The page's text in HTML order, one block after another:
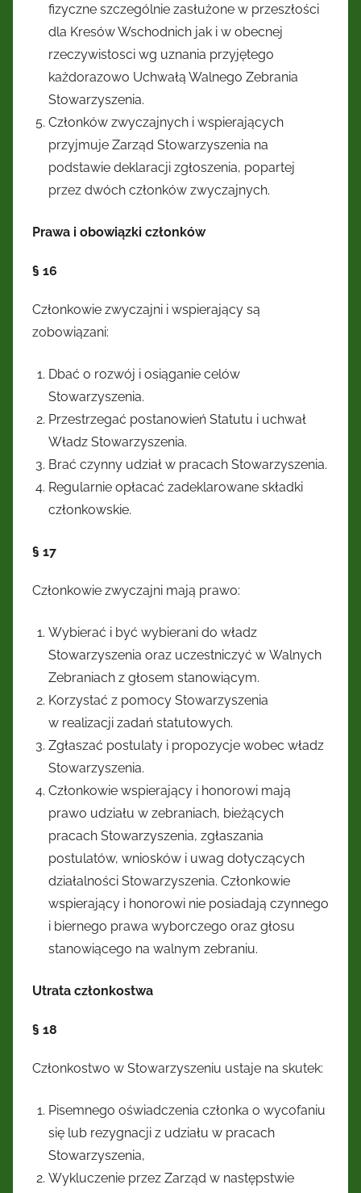
fizyczne szczególnie zasłużone w przeszłości
dla Kresów Wschodnich jak i w obecnej
rzeczywistosci wg uznania przyjętego
każdorazowo Uchwałą Walnego Zebrania
Stowarzyszenia.
Członków zwyczajnych i wspierających
przyjmuje Zarząd Stowarzyszenia na
podstawie deklaracji zgłoszenia, popartej
przez dwóch członków zwyczajnych.
Prawa i obowiązki członków
§ 16
Członkowie zwyczajni i wspierający są
zobowiązani:
Dbać o rozwój i osiąganie celów
Stowarzyszenia.
Przestrzegać postanowień Statutu i uchwał
Władz Stowarzyszenia.
Brać czynny udział w pracach Stowarzyszenia.
Regularnie opłacać zadeklarowane składki
członkowskie.
§ 17
Członkowie zwyczajni mają prawo:
Wybierać i być wybierani do władz
Stowarzyszenia oraz uczestniczyć w Walnych
Zebraniach z głosem stanowiącym.
Korzystać z pomocy Stowarzyszenia
w realizacji zadań statutowych.
Zgłaszać postulaty i propozycje wobec władz
Stowarzyszenia.
Członkowie wspierający i honorowi mają
prawo udziału w zebraniach, bieżących
pracach Stowarzyszenia, zgłaszania
postulatów, wniosków i uwag dotyczących
działalności Stowarzyszenia. Członkowie
wspierający i honorowi nie posiadają czynnego
i biernego prawa wyborczego oraz głosu
stanowiącego na walnym zebraniu.
Utrata członkostwa
§ 18
Członkostwo w Stowarzyszeniu ustaje na skutek:
Pisemnego oświadczenia członka o wycofaniu
się lub rezygnacji z udziału w pracach
Stowarzyszenia,
Wykluczenie przez Zarząd w następstwie